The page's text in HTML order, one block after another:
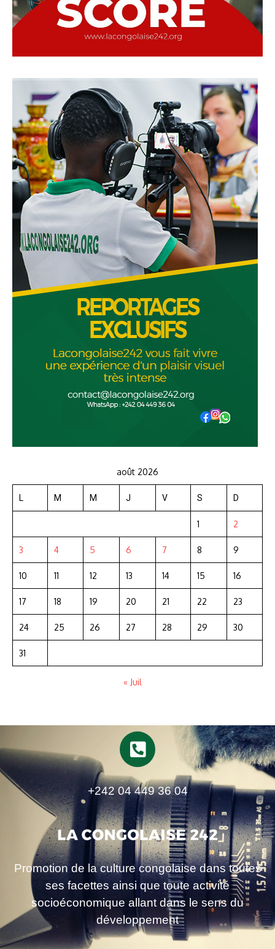
août 2026
L M M J V S D
1 2
3 4 5 6 7 8 9
10 11 12 13 14 15 16
17 18 19 20 21 22 23
24 25 26 27 28 29 30
31
« Juil
+242 04 449 36 04
Promotion de la culture congolaise dans toutes
ses facettes ainsi que toute activité
socioéconomique allant dans le sens du
développement